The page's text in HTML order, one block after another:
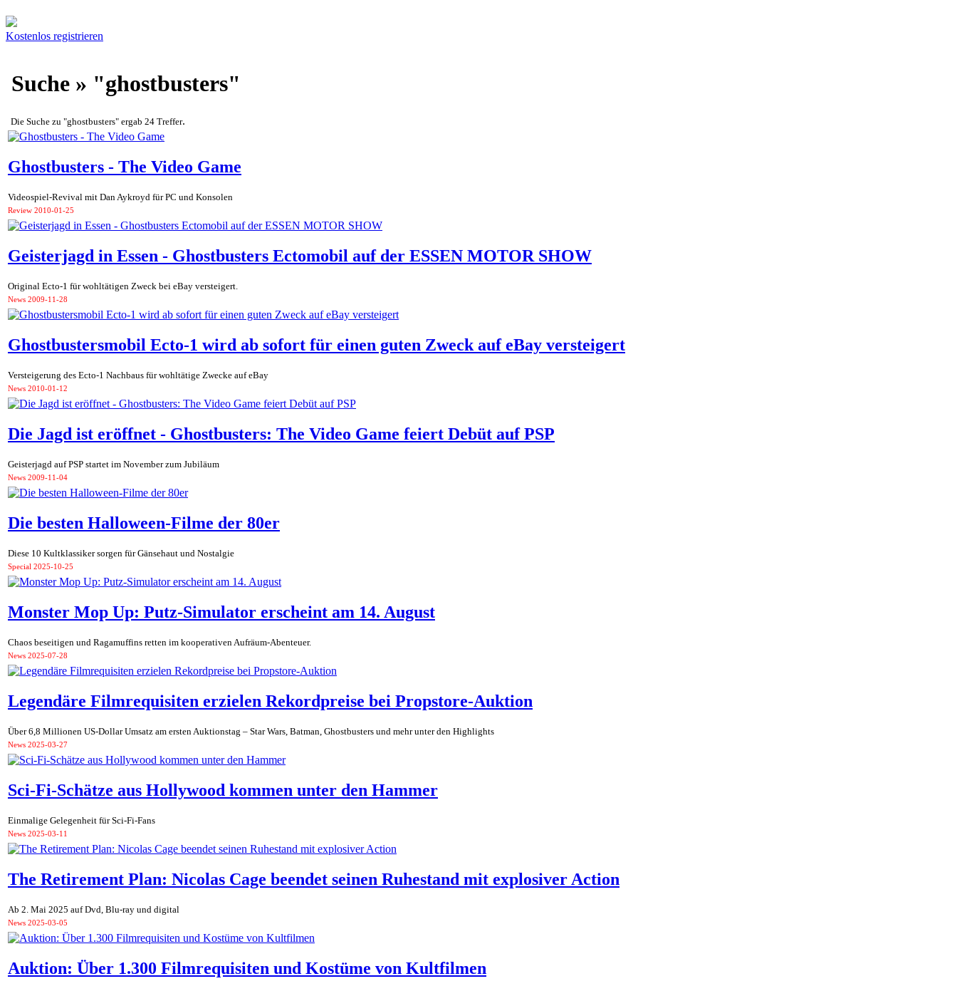
Kostenlos registrieren
Suche » "ghostbusters"
Die Suche zu "ghostbusters" ergab 24 Treffer.
Ghostbusters - The Video Game
Videospiel-Revival mit Dan Aykroyd für PC und Konsolen
Review 2010-01-25
Geisterjagd in Essen - Ghostbusters Ectomobil auf der ESSEN MOTOR SHOW
Original Ecto-1 für wohltätigen Zweck bei eBay versteigert.
News 2009-11-28
Ghostbustersmobil Ecto-1 wird ab sofort für einen guten Zweck auf eBay versteigert
Versteigerung des Ecto-1 Nachbaus für wohltätige Zwecke auf eBay
News 2010-01-12
Die Jagd ist eröffnet - Ghostbusters: The Video Game feiert Debüt auf PSP
Geisterjagd auf PSP startet im November zum Jubiläum
News 2009-11-04
Die besten Halloween-Filme der 80er
Diese 10 Kultklassiker sorgen für Gänsehaut und Nostalgie
Special 2025-10-25
Monster Mop Up: Putz-Simulator erscheint am 14. August
Chaos beseitigen und Ragamuffins retten im kooperativen Aufräum-Abenteuer.
News 2025-07-28
Legendäre Filmrequisiten erzielen Rekordpreise bei Propstore-Auktion
Über 6,8 Millionen US-Dollar Umsatz am ersten Auktionstag – Star Wars, Batman, Ghostbusters und mehr unter den Highlights
News 2025-03-27
Sci-Fi-Schätze aus Hollywood kommen unter den Hammer
Einmalige Gelegenheit für Sci-Fi-Fans
News 2025-03-11
The Retirement Plan: Nicolas Cage beendet seinen Ruhestand mit explosiver Action
Ab 2. Mai 2025 auf Dvd, Blu-ray und digital
News 2025-03-05
Auktion: Über 1.300 Filmrequisiten und Kostüme von Kultfilmen